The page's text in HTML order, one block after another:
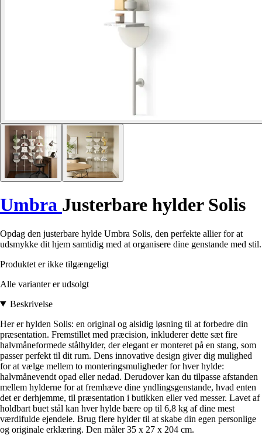
Umbra Justerbare hylder Solis
Opdag den justerbare hylde Umbra Solis, den perfekte allier for at
udsmykke dit hjem samtidig med at organisere dine genstande med stil.
Produktet er ikke tilgængeligt
Alle varianter er udsolgt
Beskrivelse
Her er hylden Solis: en original og alsidig løsning til at forbedre din
præsentation. Fremstillet med præcision, inkluderer dette sæt fire
halvmåneformede stålhylder, der elegant er monteret på en stang, som
passer perfekt til dit rum. Dens innovative design giver dig mulighed
for at vælge mellem to monteringsmuligheder for hver hylde:
halvmånevendt opad eller nedad. Derudover kan du tilpasse afstanden
mellem hylderne for at fremhæve dine yndlingsgenstande, hvad enten
det er derhjemme, til præsentation i butikken eller ved messer. Lavet af
holdbart buet stål kan hver hylde bære op til 6,8 kg af dine mest
værdifulde ejendele. Brug flere hylder til at skabe din egen personlige
og originale erklæring. Den måler 35 x 27 x 204 cm.